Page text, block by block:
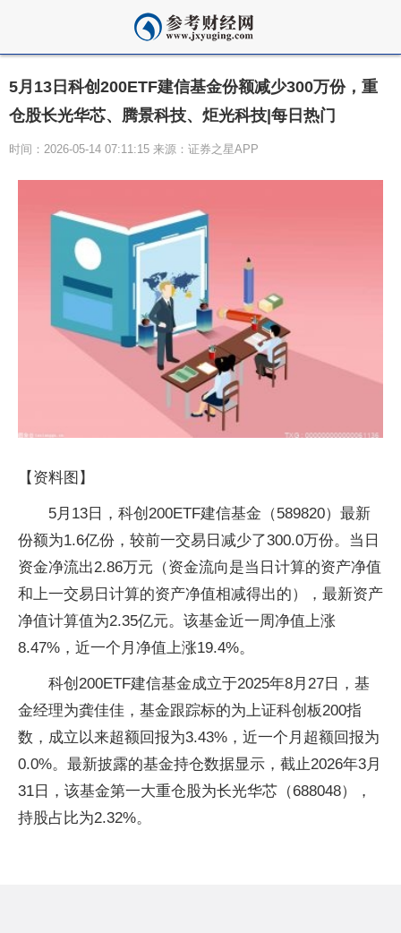
5月13日科创200ETF建信基金份额减少300万份，重
仓股长光华芯、腾景科技、炬光科技|每日热门
时间：2026-05-14 07:11:15 来源：证券之星APP
【资料图】
5月13日，科创200ETF建信基金（589820）最新
份额为1.6亿份，较前一交易日减少了300.0万份。当日
资金净流出2.86万元（资金流向是当日计算的资产净值
和上一交易日计算的资产净值相减得出的），最新资产
净值计算值为2.35亿元。该基金近一周净值上涨
8.47%，近一个月净值上涨19.4%。
科创200ETF建信基金成立于2025年8月27日，基
金经理为龚佳佳，基金跟踪标的为上证科创板200指
数，成立以来超额回报为3.43%，近一个月超额回报为
0.0%。最新披露的基金持仓数据显示，截止2026年3月
31日，该基金第一大重仓股为长光华芯（688048），
持股占比为2.32%。